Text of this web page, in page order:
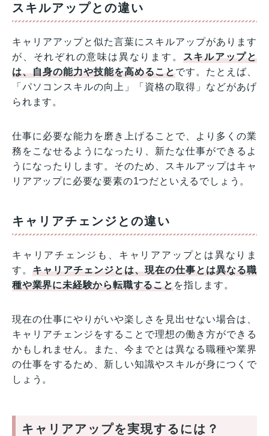
スキルアップとの違い
キャリアアップと似た言葉にスキルアップがあります
が、それぞれの意味は異なります。 スキルアップと
は、自身の能力や技能を高めることです。たとえば、
「パソコンスキルの向上」「資格の取得」などがあげ
られます。
仕事に必要な能力を磨き上げることで、より多くの業
務をこなせるようになったり、新たな仕事ができるよ
うになったりします。そのため、スキルアップはキャ
リアアップに必要な要素の1つだといえるでしょう。
キャリアチェンジとの違い
キャリアチェンジも、キャリアアップとは異なりま
す。キャリアチェンジとは、現在の仕事とは異なる職
種や業界に未経験から転職することを指します。
現在の仕事にやりがいや楽しさを見出せない場合は、
キャリアチェンジをすることで理想の働き方ができる
かもしれません。また、今までとは異なる職種や業界
の仕事をするため、新しい知識やスキルが身につくで
しょう。
キャリアアップを実現するには？